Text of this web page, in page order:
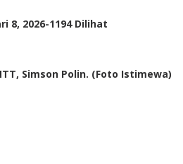
Jangan
Senang”
8, 2026oleh
-1194 Dilihat
Simson Polin. (Foto Istimewa)